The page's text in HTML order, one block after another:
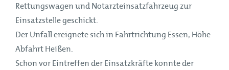
Rettungswagen und Notarzteinsatzfahrzeug zur
Einsatzstelle geschickt.
Der Unfall ereignete sich in Fahrtrichtung Essen, Höhe
Abfahrt Heißen.
Schon vor Eintreffen der Einsatzkräfte konnte der